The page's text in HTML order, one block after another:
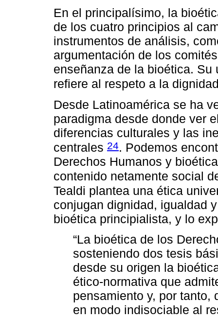
En el principalísimo, la
de los cuatro principios al
instrumentos de análisis,
argumentación de los
enseñanza de la bioética.
refiere al respeto a la
Desde Latinoamérica se ha
paradigma desde donde ver
diferencias culturales y las
centrales 24. Podemos
Derechos Humanos y
contenido netamente social
Tealdi plantea una ética
conjugan dignidad, igualdad
bioética principialista, y lo
“La bioética de los
sosteniendo dos tesis
desde su origen la
ético-normativa que
pensamiento y, por tanto,
en modo indisociable al